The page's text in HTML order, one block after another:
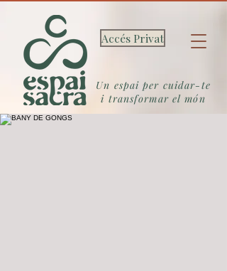
Accés Privat
Un espai per cuidar-te
i transformar el món